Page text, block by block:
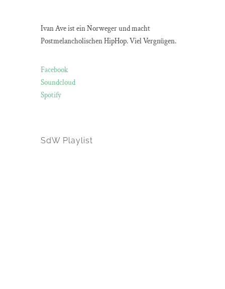
Ivan Ave ist ein Norweger und macht
Postmelancholischen HipHop. Viel Vergnügen.
Facebook
Soundcloud
Spotify
SdW Playlist